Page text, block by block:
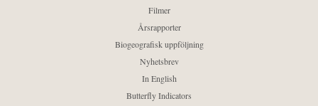
Filmer
Årsrapporter
Biogeografisk uppföljning
Nyhetsbrev
In English
Butterfly Indicators